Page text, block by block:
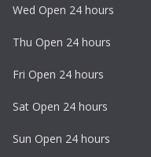
Wed Open 24 hours
Thu Open 24 hours
Fri Open 24 hours
Sat Open 24 hours
Sun Open 24 hours